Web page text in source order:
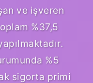
ve işveren
%37,5
%5
sigorta primi